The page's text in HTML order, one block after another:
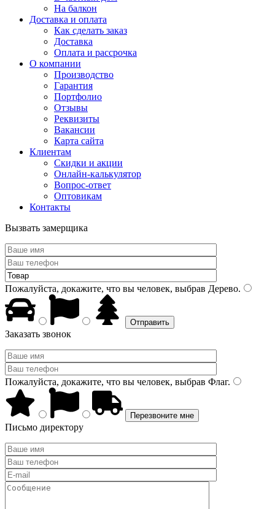
На балкон
Доставка и оплата
Как сделать заказ
Доставка
Оплата и рассрочка
О компании
Производство
Гарантия
Портфолио
Отзывы
Реквизиты
Вакансии
Карта сайта
Клиентам
Скидки и акции
Онлайн-калькулятор
Вопрос-ответ
Оптовикам
Контакты
Вызвать замерщика
Пожалуйста, докажите, что вы человек, выбрав Дерево.
Заказать звонок
Пожалуйста, докажите, что вы человек, выбрав Флаг.
Письмо директору